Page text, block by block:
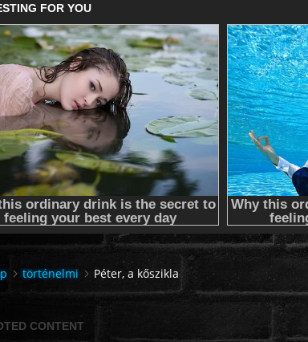
történelmi Péter, a kőszikla